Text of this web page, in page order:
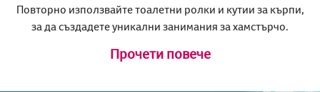
Повторно използвайте тоалетни ролки и кутии за кърпи,
за да създадете уникални занимания за хамстърчо.
Прочети повече